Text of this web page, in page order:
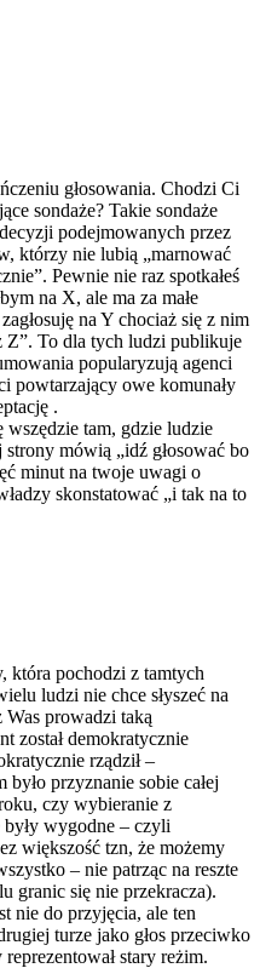
głosowania. Chodzi Ci
sondaże? Takie sondaże
podejmowanych przez
którzy nie lubią „marnować
Pewnie nie raz spotkałeś
na X, ale ma za małe
na Y chociaż się z nim
Z”. To dla tych ludzi publikuje
popularyzują agenci
powtarzający owe komunały
.
tam, gdzie ludzie
mówią „idź głosować bo
minut na twoje uwagi o
skonstatować „i tak na to
która pochodzi z tamtych
ludzi nie chce słyszeć na
prowadzi taką
został demokratycznie
rządził –
przyznanie sobie całej
czy wybieranie z
wygodne – czyli
większość tzn, że możemy
– nie patrząc na reszte
granic się nie przekracza).
nie do przyjęcia, ale ten
turze jako głos przeciwko
stary reżim.